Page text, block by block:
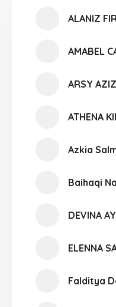
ALANIZ
AMABEL
ARSY
ATHENA
Azkia
Baihaqi
DEVINA
ELENNA
Falditya